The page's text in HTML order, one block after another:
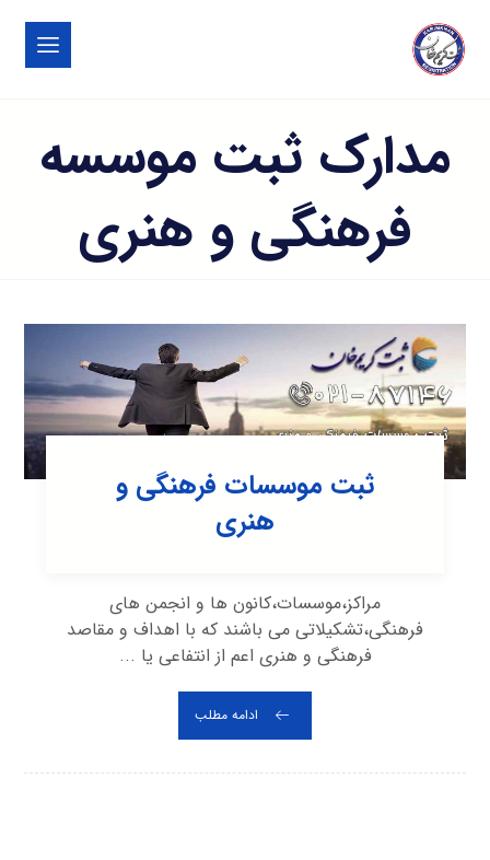
مدارک ثبت موسسه
فرهنگی و هنری
ثبت موسسات فرهنگی و
هنری
مراکز،موسسات،کانون ها و انجمن های
فرهنگی،تشکیلاتی می باشند که با اهداف و مقاصد
فرهنگی و هنری اعم از انتفاعی یا ...
ادامه مطلب